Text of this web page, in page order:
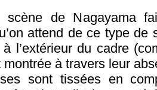
de Nagayama
attend de ce type
l’extérieur du cadre
montrée à travers leur
sont tissées en